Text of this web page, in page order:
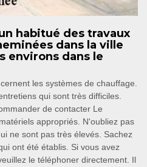
habitué des travaux
dans la ville
environs dans le
les systèmes de chauffage.
qui sont très difficiles.
de contacter Le
appropriés. N'oubliez pas
ne sont pas très élevés. Sachez
ont été établis. Si vous avez
le téléphoner directement. Il